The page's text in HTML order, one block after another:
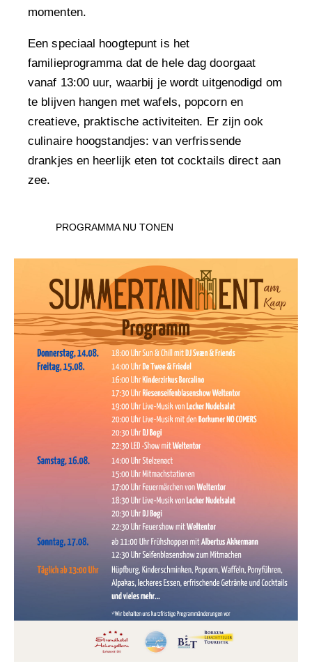
momenten.
Een speciaal hoogtepunt is het
familieprogramma dat de hele dag doorgaat
vanaf 13:00 uur, waarbij je wordt uitgenodigd om
te blijven hangen met wafels, popcorn en
creatieve, praktische activiteiten. Er zijn ook
culinaire hoogstandjes: van verfrissende
drankjes en heerlijk eten tot cocktails direct aan
zee.
PROGRAMMA NU TONEN